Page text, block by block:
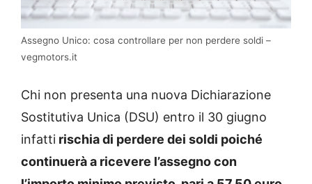
Assegno Unico: cosa controllare per non perdere soldi –
vegmotors.it
Chi non presenta una nuova Dichiarazione
Sostitutiva Unica (DSU) entro il 30 giugno
infatti rischia di perdere dei soldi poiché
continuerà a ricevere l’assegno con